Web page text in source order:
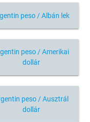
peso / Albán lek
peso / Amerikai
dollár
peso / Ausztrál
dollár